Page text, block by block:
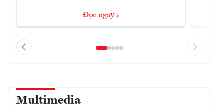
Đọc ngay
Multimedia